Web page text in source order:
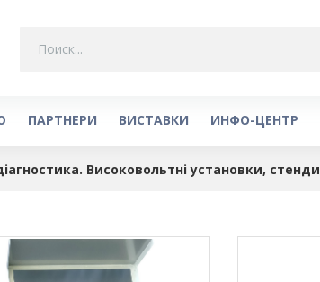
ПАРТНЕРИ ВИСТАВКИ ИНФО-ЦЕНТР
Високовольтні установки, стенди